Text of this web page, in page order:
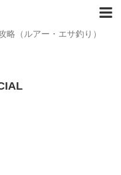
略（ルアー・エサ釣り）